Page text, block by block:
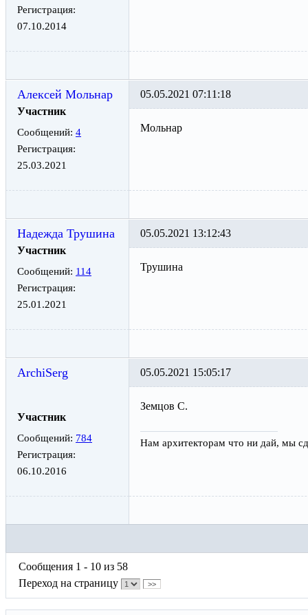
Регистрация:
07.10.2014
Алексей Мольнар
Участник
Сообщений: 4
Регистрация:
25.03.2021
05.05.2021 07:11:18
Мольнар
Надежда Трушина
Участник
Сообщений: 114
Регистрация:
25.01.2021
05.05.2021 13:12:43
Трушина
ArchiSerg
Участник
Сообщений: 784
Регистрация:
06.10.2016
05.05.2021 15:05:17
Земцов С.
Нам архитекторам что ни дай, мы
Сообщения 1 - 10 из 58
Переход на страницу
>>